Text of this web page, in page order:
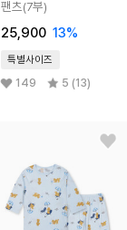
팬츠(7부)
25,900 13%
특별사이즈
149 5 (13)